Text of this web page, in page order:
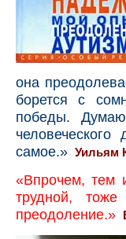
она
борется с
победы.
самое.» Уильям
«Впрочем, тем
трудной,
преодоление.»